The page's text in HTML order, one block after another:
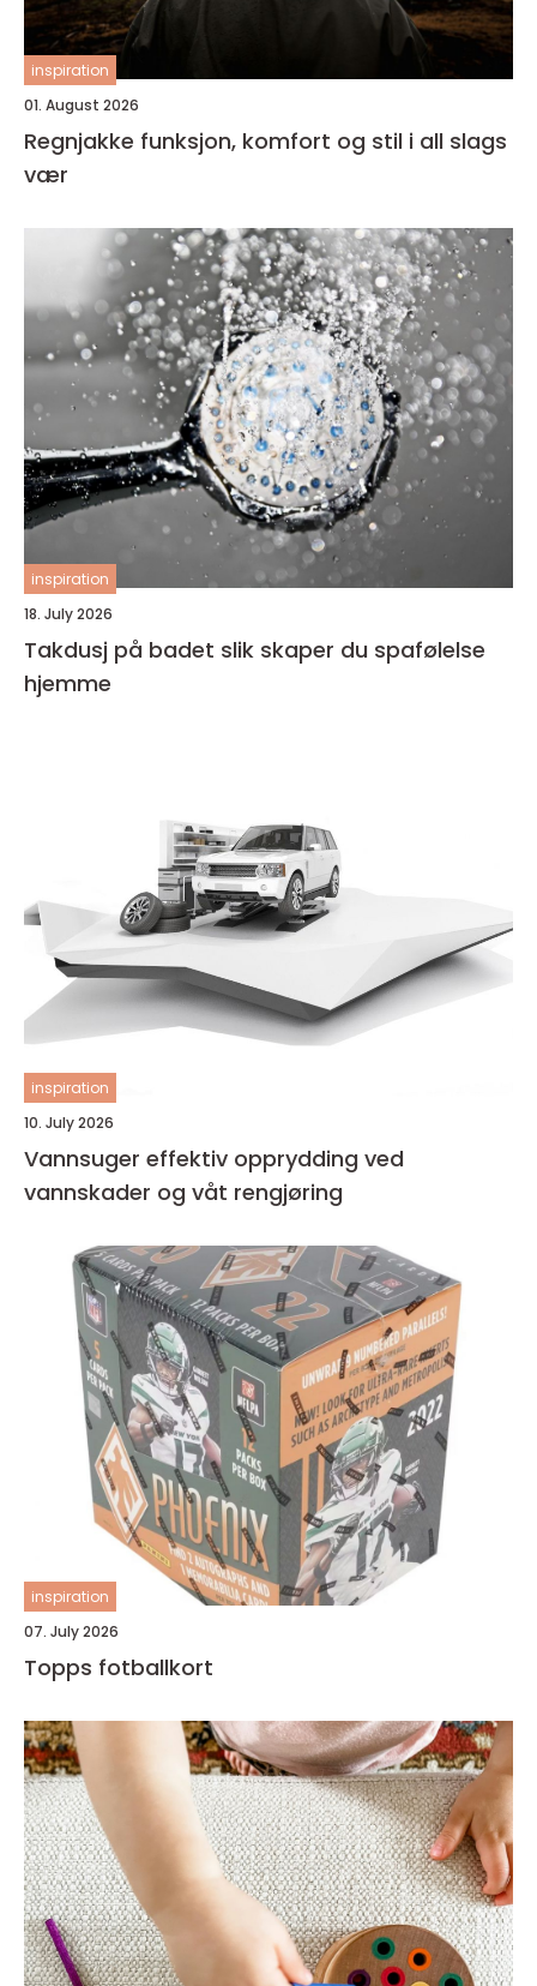
inspiration
01. August 2026
Regnjakke funksjon, komfort og stil i all slags
vær
inspiration
18. July 2026
Takdusj på badet slik skaper du spafølelse
hjemme
inspiration
10. July 2026
Vannsuger effektiv opprydding ved
vannskader og våt rengjøring
inspiration
07. July 2026
Topps fotballkort